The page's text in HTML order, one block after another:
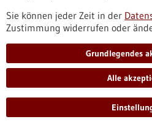
wenn Chemo- oder
Zellen schädigen. Ein
hat nun einen molekularen
solche Genomschäden entdeckt:
https://
bw.de/fachbeitrag/pm/neuer-
therapiebedingte-leukaemien-
dna-schaeden-durch-
entdeck
Sie können jeder Zeit in der
Zustimmung widerrufen oder
Grundlegendes
Alle